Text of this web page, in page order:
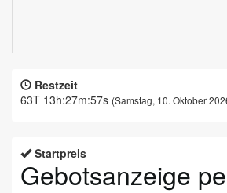
Restzeit
63T 13h:27m:57s (Samstag, 10. Oktober
Startpreis
Gebotsanzeige